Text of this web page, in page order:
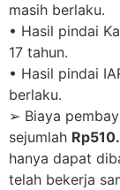
masih berlaku.
• Hasil pindai
17 tahun.
• Hasil pindai
berlaku.
➢ Biaya
sejumlah
hanya dapat
telah bekerja